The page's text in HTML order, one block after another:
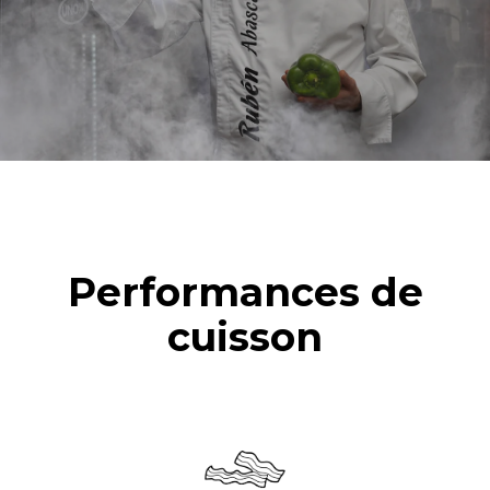
d'une utilisation quotidienne du
four (300 jours/an) :
6 faibles charges de poulet
rôti (20% de charge)
1 pleine charge de pommes
de terre rôties
3 pleines charges de
cuissons vapeur
2 heures à four vide à 180
°C
des nettoyages hebdomadaires
suivants (42 semaines/an) :
1 nettoyage long
1 nettoyage moyen
Performances de
cuisson